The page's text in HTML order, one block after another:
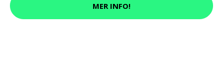
MER INFO!